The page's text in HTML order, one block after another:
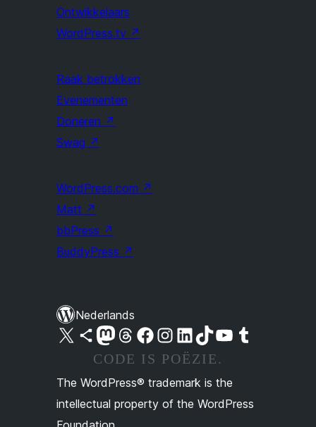
Ontwikkelaars
WordPress.tv ↗
Raak betrokken
Evenementen
Doneren ↗
Swag ↗
WordPress.com ↗
Matt ↗
bbPress ↗
BuddyPress ↗
Nederlands
Bezoek ons X (voorheen Twitter) account
Bezoek ons Bluesky account
Bezoek ons Mastodon account
Bezoek ons Threads account
Onze Facebook pagina bezoeken
Bezoek ons Instagram account
Bezoek ons LinkedIn account
Bezoek ons TikTok account
Bezoek ons YouTube kanaalBezoek ons Tumblr account
CODE IS POËZIE.
The WordPress® trademark is the
intellectual property of the WordPress